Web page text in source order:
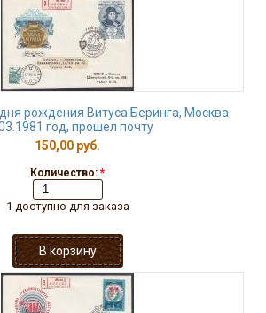
рождения Витуса Беринга, Москва
год, прошел почту
150,00 руб.
Количество: *
1 доступно для заказа